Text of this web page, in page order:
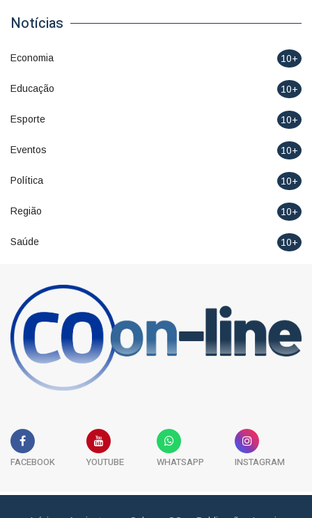
Notícias
Economia 10+
Educação 10+
Esporte 10+
Eventos 10+
Política 10+
Região 10+
Saúde 10+
FACEBOOK YOUTUBE WHATSAPP INSTAGRAM